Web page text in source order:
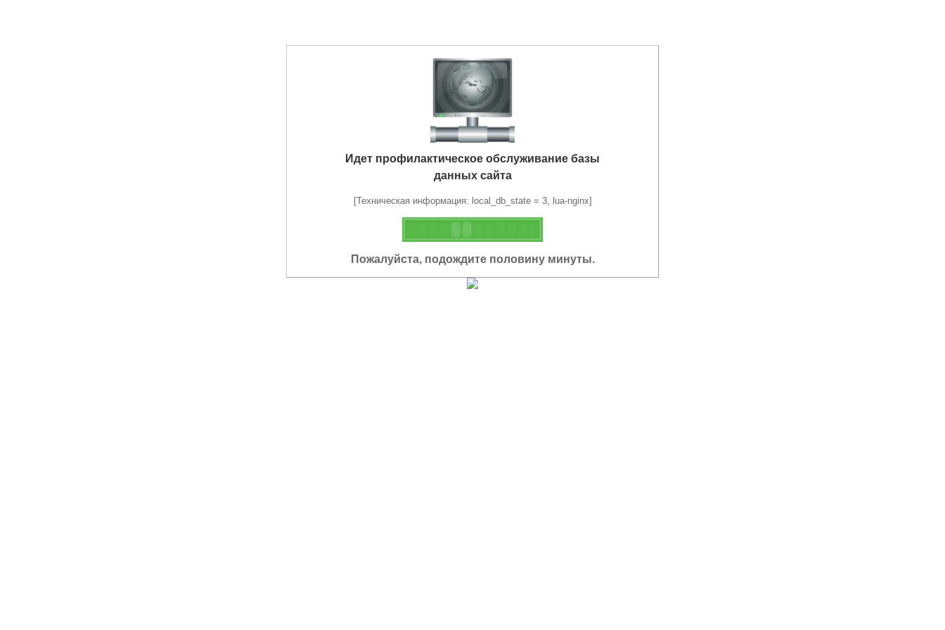
Идет профилактическое обслуживание базы
данных сайта
[Техническая информация: local_db_state = 3, lua-nginx]
Пожалуйста, подождите половину минуты.